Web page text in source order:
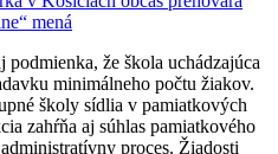
mená
že škola uchádzajúca
minimálneho počtu žiakov.
školy sídlia v pamiatkových
zahŕňa aj súhlas pamiatkového
proces. Žiadosti